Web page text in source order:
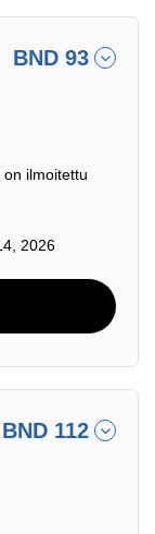
BND 93
ilmoitettu
2026
BND 112